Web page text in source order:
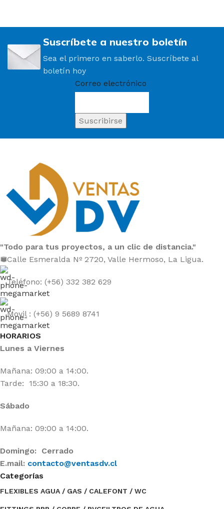
Suscríbete a nuestro boletín
Sea el primero en saberlo. Suscríbete al
boletín hoy
Correo electrónico
"Todo para tus proyectos, a un clic de distancia."
Calle Esmeralda Nº 2720, Valle Hermoso, La Ligua.
Teléfono: (+56) 332 382 629
Movil : (+56) 9 5689 8741
HORARIOS
Lunes a Viernes
Mañana: 09:00 a 14:00.
Tarde: 15:30 a 18:30.
Sábado
Mañana: 09:00 a 14:00.
Domingo: Cerrado
E.mail: contacto@ventasdv.cl
Categorías
FLEXIBLES AGUA / GAS / CALEFONT / WC